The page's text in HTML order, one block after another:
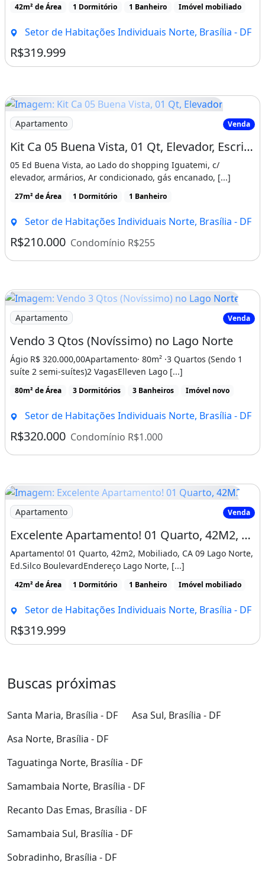
? LOTE SÃO SEBASTIÃO 200mts:
30.000,00
255.000,00
?
Á
GIO NO CONDOMÍNIO CRIXÁ:
? CASA SOL NASCENTE 150 mts:
135.000,00$
340.000,00$
?
C
ASA NO GUARÁ:
? SALA COMERCIAL TAGUATINGA
200.000,00$
SUL:
360.000,00$
? LOTE NA VILLA SUÍÇA 200mts
45.00,00$
? CASA COM LOTE DE 1.400 mts:
280.000,00$
?
ASA JARDIM BOTÂNICO:
? LOTE EM SAMAMBAIA 150 mts:
215.000,00$
?
42m² de Área 1 Dormitório 1 Banheiro Imóvel mobiliado
Setor de Habitações Individuais Norte, Brasília - DF
R$319.999
Imagem: Kit Ca 05 Buena Vista, 01 Qt, Elevador
Apartamento Venda
Kit Ca 05 Buena Vista, 01 Qt, Elevador, Escriturada
05 Ed Buena Vista, ao Lado do shopping Iguatemi, c/
elevador, armários, Ar condicionado, gás encanado, [...]
27m² de Área 1 Dormitório 1 Banheiro
Setor de Habitações Individuais Norte, Brasília - DF
R$210.000 Condomínio R$255
Imagem: Vendo 3 Qtos (Novíssimo) no Lago Norte
Apartamento Venda
Vendo 3 Qtos (Novíssimo) no Lago Norte
Ágio R$ 320.000,00Apartamento· 80m² ·3 Quartos (Sendo 1
suíte 2 semi-suítes)2 VagasElleven Lago [...]
80m² de Área 3 Dormitórios 3 Banheiros Imóvel novo
Setor de Habitações Individuais Norte, Brasília - DF
R$320.000 Condomínio R$1.000
Imagem: Excelente Apartamento! 01 Quarto, 42M2
Apartamento Venda
Excelente Apartamento! 01 Quarto, 42M2, Mobiliado, Ca 09 Lago Norte, Ed. Silco Boulevard
Apartamento! 01 Quarto, 42m2, Mobiliado, CA 09 Lago Norte,
Ed.Silco BoulevardEndereço Lago Norte, [...]
42m² de Área 1 Dormitório 1 Banheiro Imóvel mobiliado
Setor de Habitações Individuais Norte, Brasília - DF
R$319.999
Buscas próximas
Santa Maria, Brasília - DF
Asa Sul, Brasília - DF
Asa Norte, Brasília - DF
Taguatinga Norte, Brasília - DF
Samambaia Norte, Brasília - DF
Recanto Das Emas, Brasília - DF
Samambaia Sul, Brasília - DF
Sobradinho, Brasília - DF